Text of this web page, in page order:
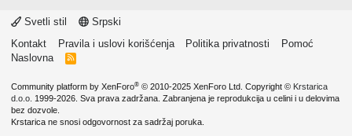
Svetli stil
Srpski
Kontakt
Pravila i uslovi korišćenja Politika privatnosti
Pomoć
Naslovna
R
Community platform by XenForo® © 2010-2025 XenForo Ltd. Copyright © Krstarica
d.o.o. 1999-2026. Sva prava zadržana. Zabranjena je reprodukcija u celini i u delovima
bez dozvole.
Krstarica ne snosi odgovornost za sadržaj poruka.